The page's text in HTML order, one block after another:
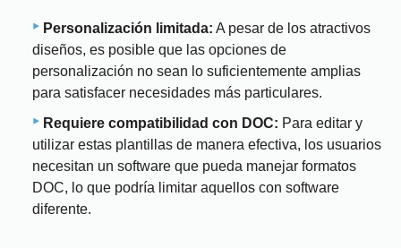
Personalización limitada: A pesar de los atractivos
diseños, es posible que las opciones de
personalización no sean lo suficientemente amplias
para satisfacer necesidades más particulares.
Requiere compatibilidad con DOC: Para editar y
utilizar estas plantillas de manera efectiva, los usuarios
necesitan un software que pueda manejar formatos
DOC, lo que podría limitar aquellos con software
diferente.